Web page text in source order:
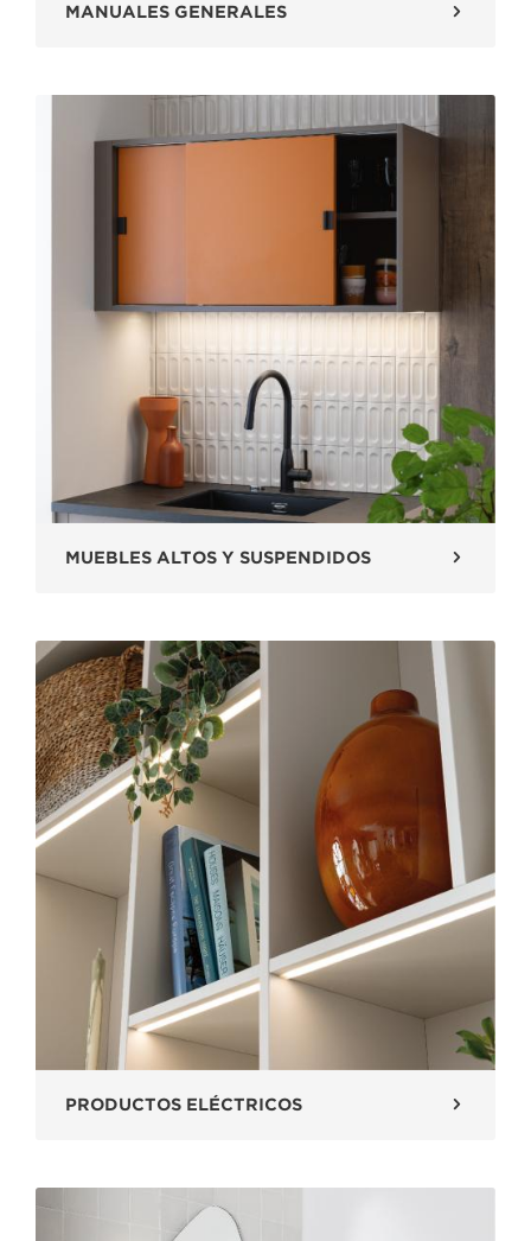
MANUALES GENERALES
MUEBLES ALTOS Y SUSPENDIDOS
PRODUCTOS ELÉCTRICOS